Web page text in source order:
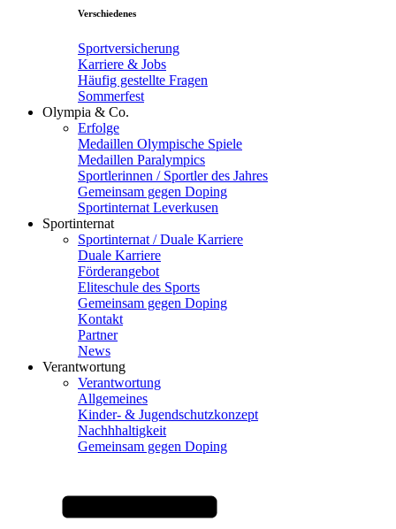
Verschiedenes
Sportversicherung
Karriere & Jobs
Häufig gestellte Fragen
Sommerfest
Olympia & Co.
Erfolge
Medaillen Olympische Spiele
Medaillen Paralympics
Sportlerinnen / Sportler des Jahres
Gemeinsam gegen Doping
Sportinternat Leverkusen
Sportinternat
Sportinternat / Duale Karriere
Duale Karriere
Förderangebot
Eliteschule des Sports
Gemeinsam gegen Doping
Kontakt
Partner
News
Verantwortung
Verantwortung
Allgemeines
Kinder- & Jugendschutzkonzept
Nachhhaltigkeit
Gemeinsam gegen Doping